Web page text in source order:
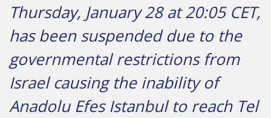
Thursday, January 28 at 20:05 CET,
has been suspended due to the
governmental restrictions from
Israel causing the inability of
Anadolu Efes Istanbul to reach Tel